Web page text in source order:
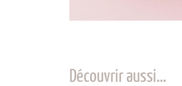
Découvrir aussi…